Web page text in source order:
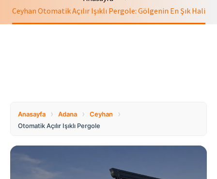
Ceyhan Otomatik Açılır Işıklı Pergole: Gölgenin En Şık Hali
Anasayfa › Adana › Ceyhan ›
Otomatik Açılır Işıklı Pergole
Bulgaria
Canada
Czech
Republic
Netherlands